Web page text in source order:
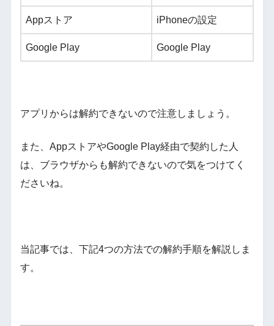
Appストア iPhoneの設定
Google Play Google Play
アプリからは解約できないので注意しましょう。
また、AppストアやGoogle Play経由で契約した人
は、ブラウザからも解約できないので気をつけてく
ださいね。
当記事では、下記4つの方法での解約手順を解説しま
す。